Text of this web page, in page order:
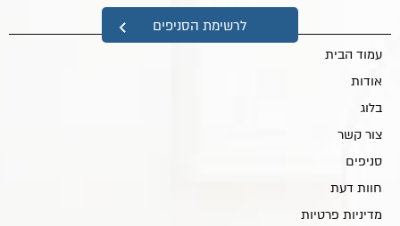
לרשימת הסניפים
מפת אתר
עמוד הבית
אודות
בלוג
צור קשר
סניפים
חוות דעת
מדיניות פרטיות